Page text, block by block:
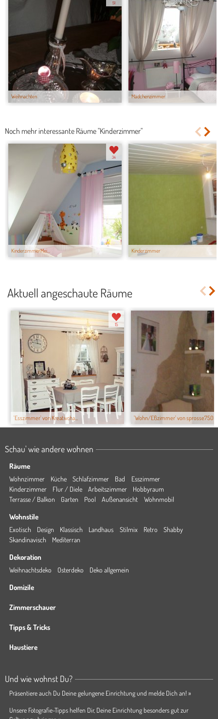
Weihnachten
51
Mädchenzimmer
Noch mehr interessante Räume "Kinderzimmer"
KinderzimmerMei...
34
Kinderzimmer
Aktuell angeschaute Räume
'Esszimmer' von Kreativcha...
15
'Wohn/Eßzimmer' von sprosse750
Schau' wie andere wohnen
Räume
Wohnzimmer Küche Schlafzimmer Bad
Esszimmer
Kinderzimmer
Flur / Diele Arbeitszimmer
Hobbyraum
Terrasse / Balkon
Garten Pool Außenansicht Wohnmobil
Wohnstile
Exotisch Design Klassisch Landhaus Stilmix Retro
Shabby
Skandinavisch
Mediterran
Dekoration
Weihnachtsdeko Osterdeko Deko allgemein
Domizile
Zimmerschauer
Tipps & Tricks
Haustiere
Und wie wohnst Du?
Präsentiere auch Du Deine gelungene Einrichtung und melde Dich an! »
Unsere Fotografie-Tipps helfen Dir, Deine Einrichtung besonders gut zur